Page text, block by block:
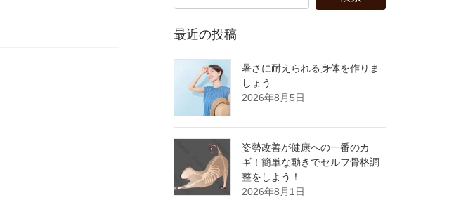
最近の投稿
暑さに耐えられる身体を作りま
しょう
2026年8月5日
姿勢改善が健康への一番のカ
ギ！簡単な動きでセルフ骨格調
整をしよう！
2026年8月1日